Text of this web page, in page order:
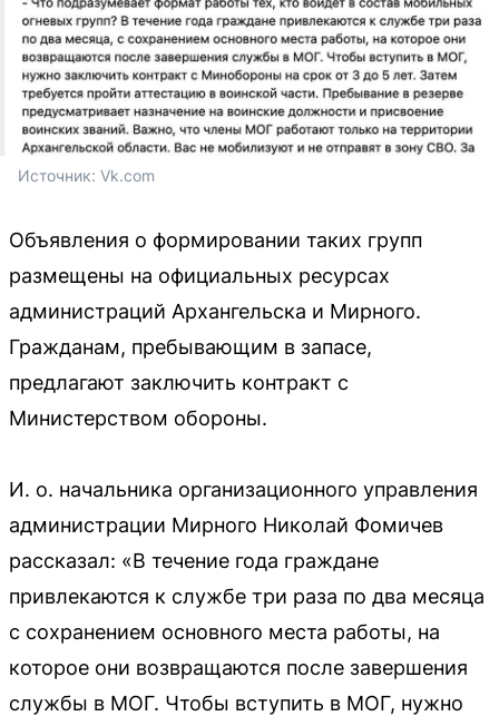
Источник: Vk.com
Объявления о формировании таких групп
размещены на официальных ресурсах
администраций Архангельска и Мирного.
Гражданам, пребывающим в запасе,
предлагают заключить контракт с
Министерством обороны.
И. о. начальника организационного управления
администрации Мирного Николай Фомичев
рассказал: «В течение года граждане
привлекаются к службе три раза по два месяца
с сохранением основного места работы, на
которое они возвращаются после завершения
службы в МОГ. Чтобы вступить в МОГ, нужно